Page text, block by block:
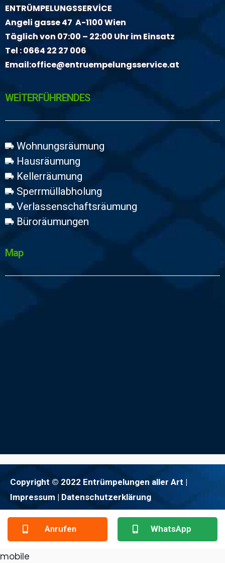
ENTRÜMPELUNGSSERVİCE
Angeli gasse 47 A-1100 Wien
Täglich von 07:00 – 22:00 Uhr im Einsatz
Tel :0664 22 27 006
Email:office@entruempelungsservice.at
WEİTERFÜHRENDES
Wohnungsräumung
Hausräumung
Kellerräumung
Sperrmüllabholung
Verlassenschaftsräumung
Büroräumungen
Map
Copyright © 2022 Entrümpelungen aller Art |
Impressum | Datenschutzerklärung
Anrufen WhatsApp